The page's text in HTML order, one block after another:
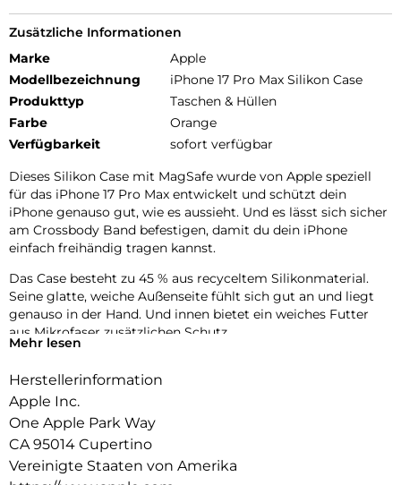
Zusätzliche Informationen
Marke
Apple
Modellbezeichnung
iPhone 17 Pro Max Silikon Case
Produkttyp
Taschen & Hüllen
Farbe
Orange
Verfügbarkeit
sofort verfügbar
Dieses Silikon Case mit MagSafe wurde von Apple speziell
für das iPhone 17 Pro Max entwickelt und schützt dein
iPhone genauso gut, wie es aussieht. Und es lässt sich sicher
am Crossbody Band befestigen, damit du dein iPhone
einfach freihändig tragen kannst.
Das Case besteht zu 45 % aus recyceltem Silikon­material.
Seine glatte, weiche Außenseite fühlt sich gut an und liegt
genauso in der Hand. Und innen bietet ein weiches Futter
aus Mikrofaser zusätzlichen Schutz.
Es kommt mit Saphirglas mit einer leitenden Schicht, die die
Bewegungen deines Fingers zur Kamerasteuerung
überträgt.
Mit integrierten Magneten, die sich perfekt am iPhone 17 Pro
Max ausrichten, hält das Case ganz einfach und sorgt für
Mehr lesen
Herstellerinformation
Apple Inc.
One Apple Park Way
CA 95014 Cupertino
Vereinigte Staaten von Amerika